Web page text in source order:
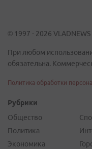
© 1997 - 2026 VLADNEWS
При любом
обязательна.
Политика обработки
Рубрики
Общество
Политика
Экономика